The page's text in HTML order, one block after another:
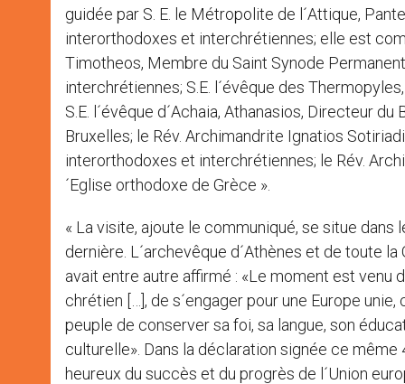
guidée par S. E. le Métropolite de l´Attique,
interorthodoxes et interchrétiennes; elle est
Timotheos, Membre du Saint Synode
interchrétiennes; S.E. l´évêque des
S.E. l´évêque d´Achaia, Athanasios, Directeur
Bruxelles; le Rév. Archimandrite Ignatios
interorthodoxes et interchrétiennes; le Rév.
´Eglise orthodoxe de Grèce ».
« La visite, ajoute le communiqué, se situe dans
dernière. L´archevêque d´Athènes et de toute
avait entre autre affirmé : «Le moment est venu
chrétien […], de s´engager pour une Europe
peuple de conserver sa foi, sa langue, son
culturelle». Dans la déclaration signée ce même
heureux du succès et du progrès de l´Union